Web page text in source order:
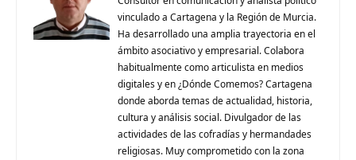
vinculado a Cartagena y la Región de Murcia.
Ha desarrollado una amplia trayectoria en el
ámbito asociativo y empresarial. Colabora
habitualmente como articulista en medios
digitales y en ¿Dónde Comemos? Cartagena
donde aborda temas de actualidad, historia,
cultura y análisis social. Divulgador de las
actividades de las cofradías y hermandades
religiosas. Muy comprometido con la zona